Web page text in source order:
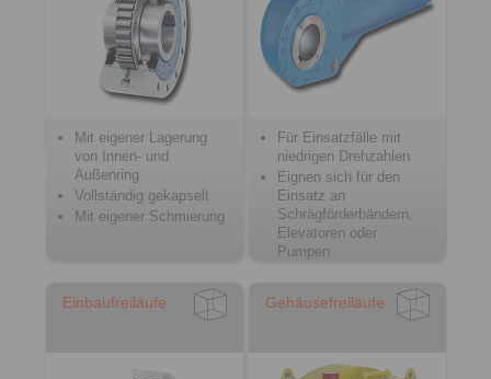
Mit eigener Lagerung
von Innen- und
Außenring
Vollständig gekapselt
Mit eigener Schmierung
Für Einsatzfälle mit
niedrigen Drehzahlen
Eignen sich für den
Einsatz an
Schrägförderbändern‚
Elevatoren oder
Pumpen
Einbaufreiläufe Gehäusefreiläufe